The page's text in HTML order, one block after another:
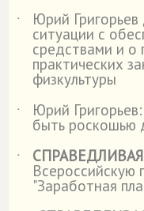
˙ Юрий
ситуации с
средствами и о
практических
физкультуры
˙
Юрий
быть роскошью
˙
Всероссийскую
"Заработная